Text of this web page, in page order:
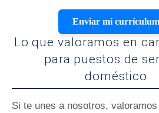
Enviar mi currículum
Lo que valoramos en
para puestos de
doméstico
Si te unes a nosotros,